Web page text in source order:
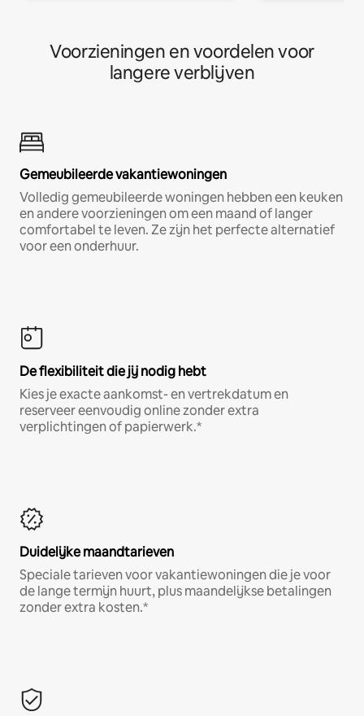
Voorzieningen en voordelen voor
langere verblijven
Gemeubileerde vakantiewoningen
Volledig gemeubileerde woningen hebben een keuken
en andere voorzieningen om een maand of langer
comfortabel te leven. Ze zijn het perfecte alternatief
voor een onderhuur.
De flexibiliteit die jij nodig hebt
Kies je exacte aankomst- en vertrekdatum en
reserveer eenvoudig online zonder extra
verplichtingen of papierwerk.*
Duidelijke maandtarieven
Speciale tarieven voor vakantiewoningen die je voor
de lange termijn huurt, plus maandelijkse betalingen
zonder extra kosten.*